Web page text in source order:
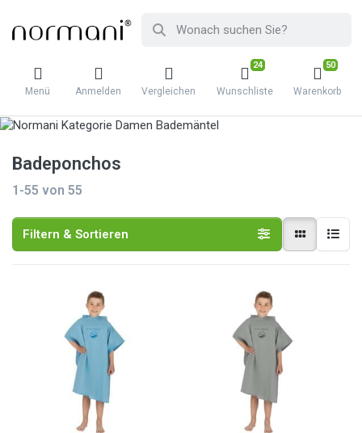
Menü Anmelden Vergleichen
24
Wunschliste
50
Warenkorb
Badeponchos
1-55 von 55
Filtern & Sortieren